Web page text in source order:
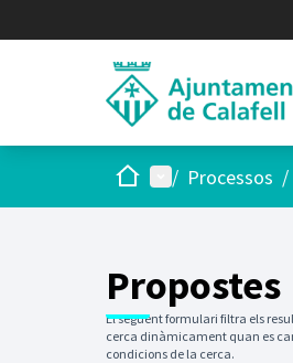
Inici Menú principal
/ Processos /
Propostes
El següent formulari filtra els
cerca dinàmicament quan es
condicions de la cerca.